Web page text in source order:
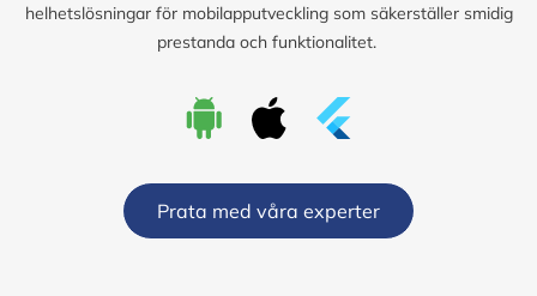
helhetslösningar för mobilapputveckling som säkerställer smidig
prestanda och funktionalitet.
Prata med våra experter